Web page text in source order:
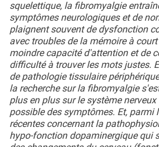
squelettique, la fibromyalgie
symptômes neurologiques et de
plaignent souvent de dysfonction
avec troubles de la mémoire à
moindre capacité d'attention et de
difficulté à trouver les mots justes.
de pathologie tissulaire
la recherche sur la fibromyalgie
plus en plus sur le système
possible des symptômes. Et, parmi
récentes concernant la
hypo-fonction dopaminergique qui